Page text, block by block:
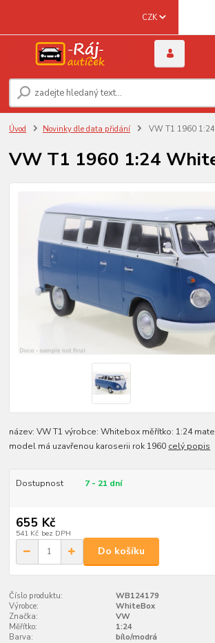
CZK
Úvod Novinky dle data přidání VW T1 1960
VW T1 1960 1:24
název: VW T1 výrobce: Whitebox měřítko: 1:24
model má uzavřenou karoserii rok 1960 celý popis
Dostupnost 7 - 21 dní
655 Kč
541 Kč bez DPH
Do košíku
Číslo produktu:
WB124179
Výrobce:
WhiteBox
Značka:
VW
Měřítko:
1:24
Barva:
bílo/modrá